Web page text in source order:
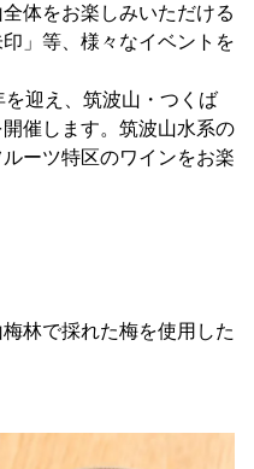
体をお楽しみいただける
」等、様々なイベントを
迎え、筑波山・つくば
催します。筑波山水系の
ーツ特区のワインをお楽
林で採れた梅を使用した